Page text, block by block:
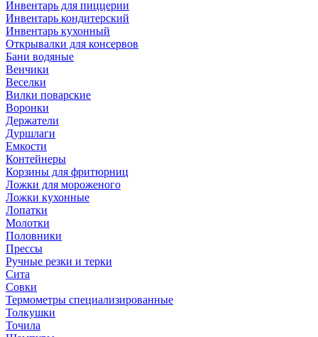
Инвентарь для пиццерии
Инвентарь кондитерский
Инвентарь кухонный
Открывалки для консервов
Бани водяные
Венчики
Веселки
Вилки поварские
Воронки
Держатели
Дуршлаги
Емкости
Контейнеры
Корзины для фритюрниц
Ложки для мороженого
Ложки кухонные
Лопатки
Молотки
Половники
Прессы
Ручные резки и терки
Сита
Совки
Термометры специализированные
Толкушки
Точила